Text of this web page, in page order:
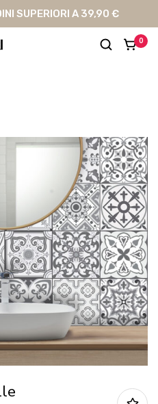
SUPERIORI A 39,90 €
0